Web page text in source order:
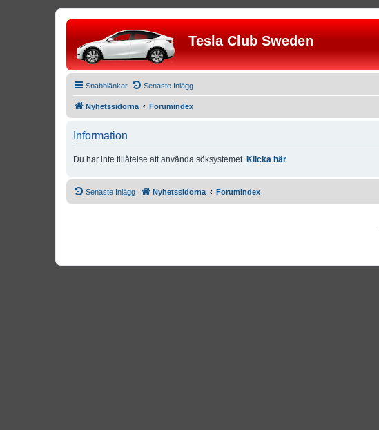
Tesla Club Sweden
Snabblänkar Senaste Inlägg
Nyhetssidorna Forumindex
Information
Du har inte tillåtelse att använda söksystemet. Klicka här
Senaste Inlägg Nyhetssidorna Forumindex